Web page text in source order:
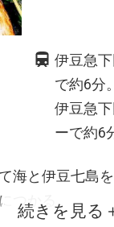
伊豆急
で約6分。
伊豆急
ーで約6
海と伊豆七島
つかる
続きを見る